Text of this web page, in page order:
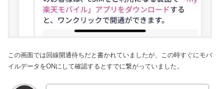
この画面では回線開通待ちだと書かれていましたが、この時すぐにモバ
イルデータをONにして確認するとすでに繋がっていました。